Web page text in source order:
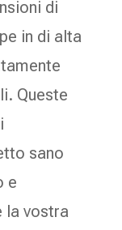
di
in di alta
Queste
sano
e
la vostra